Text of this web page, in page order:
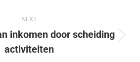
NEXT
inkomen door scheiding
activiteiten